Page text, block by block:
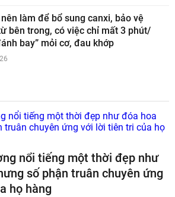
làm để bổ sung canxi, bảo vệ
bên trong, có việc chỉ mất 3 phút/
bay” mỏi cơ, đau khớp
nổi tiếng một thời đẹp như
số phận truân chuyên ứng
họ hàng